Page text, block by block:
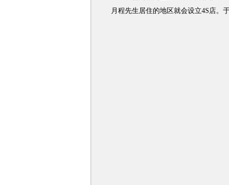
月程先生居住的地区就会设立4S店。